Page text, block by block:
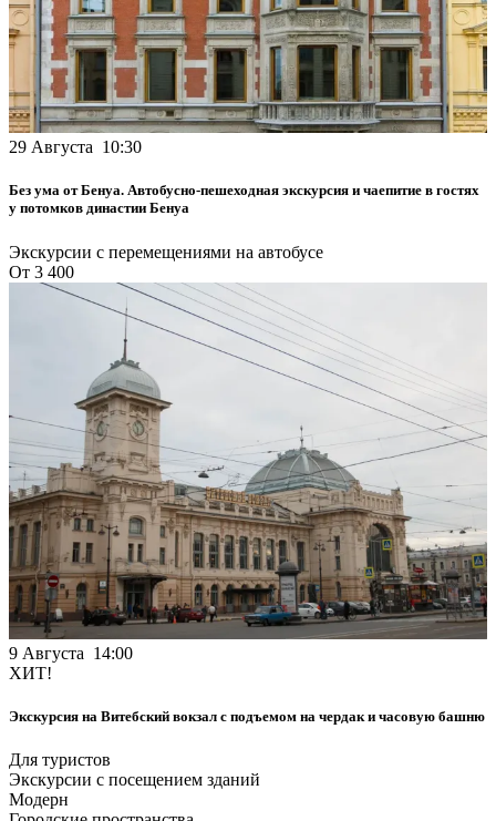
29 Августа 10:30
Без ума от Бенуа. Автобусно-пешеходная экскурсия и чаепитие в гостях
у потомков династии Бенуа
Экскурсии с перемещениями на автобусе
От 3 400
9 Августа 14:00
ХИТ!
Экскурсия на Витебский вокзал с подъемом на чердак и часовую башню
Для туристов
Экскурсии с посещением зданий
Модерн